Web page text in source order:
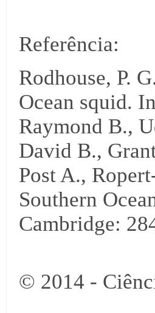
Referência:
Rodhouse, P.
Ocean squid.
Raymond B.,
David B.,
Post A.,
Southern
Cambridge:
© 2014 -